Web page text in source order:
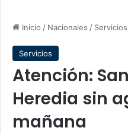
Inicio / Nacionales / Servicios
Servicios
Atención:
Heredia sin
mañana